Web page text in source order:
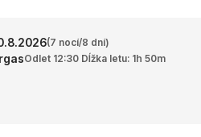
(7 nocí/8 dní)
Odlet 12:30 Dĺžka letu: 1h 50m